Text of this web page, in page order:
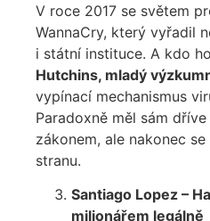
V roce 2017 se světem
WannaCry, který vyřadil
i státní instituce. A kdo
Hutchins, mladý
vypínací mechanismus
Paradoxně měl sám
zákonem, ale nakonec
stranu.
Santiago Lopez –
milionářem legálně